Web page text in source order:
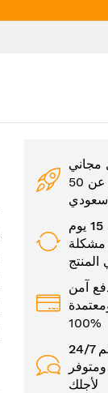
مجاني
للطلبات التي فوق عن 50
سعودي
مشكلة
المنتج
آمن
100%
لأجلك